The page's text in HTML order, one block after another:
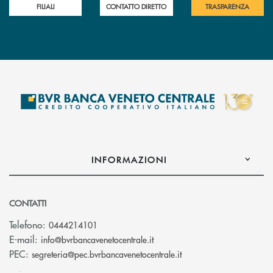
FILIALI CONTATTO DIRETTO TRASPARENZA
INFORMAZIONI
CONTATTI
Telefono: 0444214101
E-mail: info@bvrbancavenetocentrale.it(si apre l’app di posta
PEC: segreteria@pec.bvrbancavenetocentrale.it(si apre l’app di